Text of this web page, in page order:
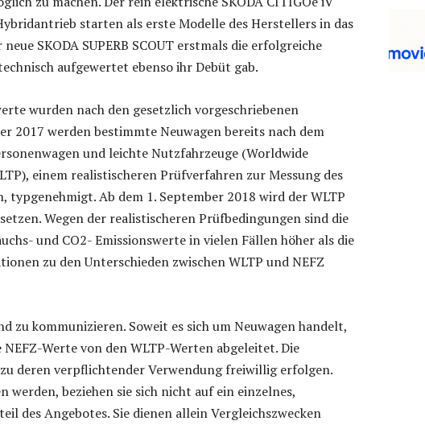
starten als erste Modelle des Herstellers in das
SKODA SUPERB SCOUT erstmals die erfolgreiche
aufgewertet ebenso ihr Debüt gab.
wurden nach den gesetzlich vorgeschriebenen
2017 werden bestimmte Neuwagen bereits nach dem
und leichte Nutzfahrzeuge (Worldwide
einem realistischeren Prüfverfahren zur Messung des
Ab dem 1. September 2018 wird der WLTP
Wegen der realistischeren Prüfbedingungen sind die
und CO2- Emissionswerte in vielen Fällen höher als die
zu den Unterschieden zwischen WLTP und NEFZ
zu kommunizieren. Soweit es sich um Neuwagen handelt,
Werte von den WLTP-Werten abgeleitet. Die
deren verpflichtender Verwendung freiwillig erfolgen.
werden, beziehen sie sich nicht auf ein einzelnes,
des Angebotes. Sie dienen allein Vergleichszwecken